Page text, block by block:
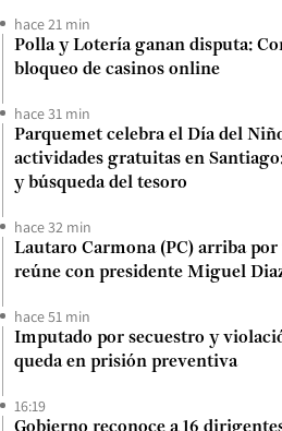
hace 21 min
Polla y Lotería ganan disputa:
bloqueo de casinos online
hace 31 min
Parquemet celebra el Día del
actividades gratuitas en
y búsqueda del tesoro
hace 32 min
Lautaro Carmona (PC) arriba por
reúne con presidente Miguel
hace 51 min
Imputado por secuestro y
queda en prisión preventiva
16:19